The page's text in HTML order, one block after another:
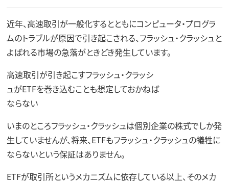
近年、高速取引が一般化するとともにコンピュータ・プログラ
ムのトラブルが原因で引き起こされる、フラッシュ・クラッシュと
よばれる市場の急落がときどき発生しています。
高速取引が引き起こすフラッシュ・クラッシ
ュがETFを巻き込むことも想定しておかねば
ならない
いまのところフラッシュ・クラッシュは個別企業の株式でしか発
生していませんが、将来、ETFもフラッシュ・クラッシュの犠牲に
ならないという保証はありません。
ETFが取引所というメカニズムに依存している以上、そのメカ